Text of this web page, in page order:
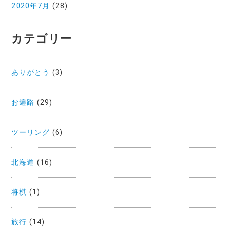
2020年7月 (28)
カテゴリー
ありがとう (3)
お遍路 (29)
ツーリング (6)
北海道 (16)
将棋 (1)
旅行 (14)